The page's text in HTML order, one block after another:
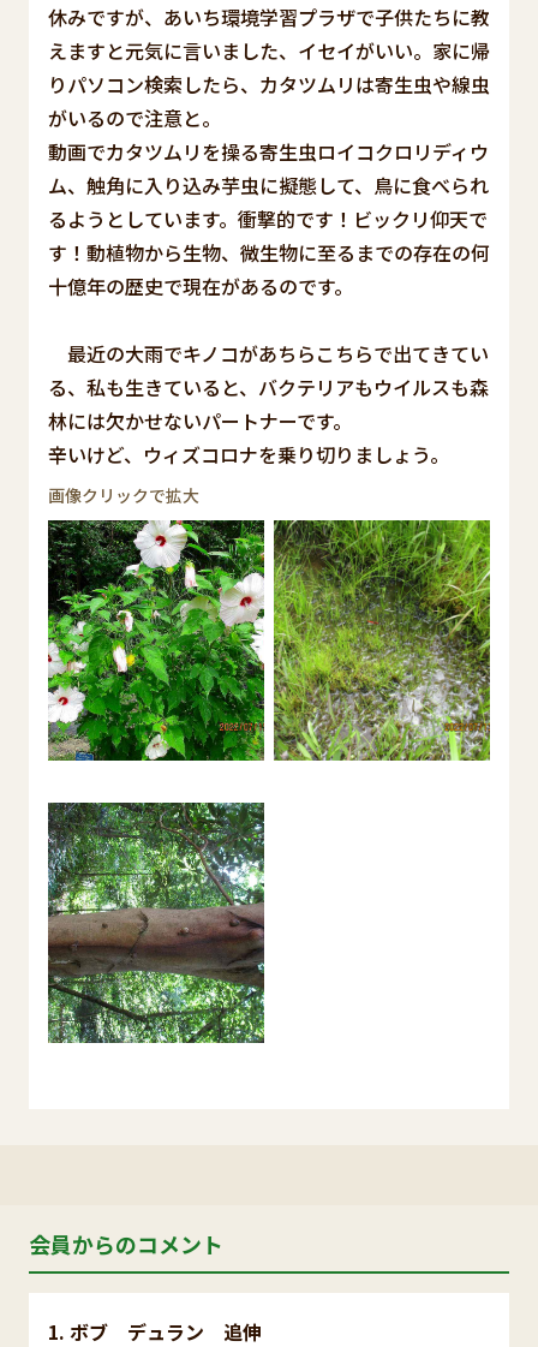
休みですが、あいち環境学習プラザで子供たちに教
えますと元気に言いました、イセイがいい。家に帰
りパソコン検索したら、カタツムリは寄生虫や線虫
がいるので注意と。
動画でカタツムリを操る寄生虫ロイコクロリディウ
ム、触角に入り込み芋虫に擬態して、鳥に食べられ
るようとしています。衝撃的です！ビックリ仰天で
す！動植物から生物、微生物に至るまでの存在の何
十億年の歴史で現在があるのです。
最近の大雨でキノコがあちらこちらで出てきてい
る、私も生きていると、バクテリアもウイルスも森
林には欠かせないパートナーです。
辛いけど、ウィズコロナを乗り切りましょう。
画像クリックで拡大
会員からのコメント
ボブ デュラン 追伸